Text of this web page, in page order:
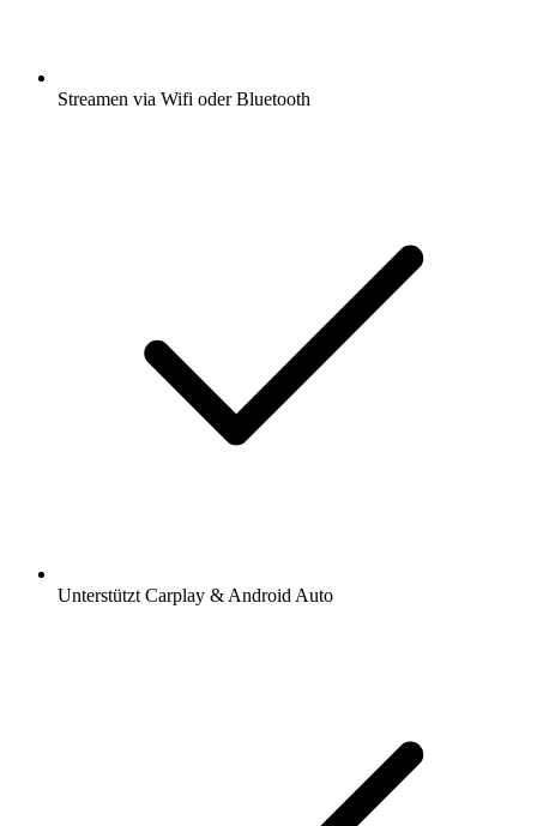
Streamen via Wifi oder Bluetooth
Unterstützt Carplay & Android Auto